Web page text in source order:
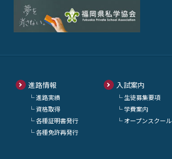
進路情報
進路実績
資格取得
各種証明書発行
各種免許再発行
入試案内
生徒募集要項
学費案内
オープンスクール